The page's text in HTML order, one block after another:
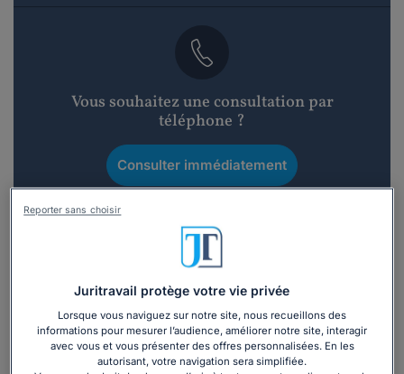
Vous souhaitez une consultation par
téléphone ?
Consulter immédiatement
ou appelez le
vendredi)
Vous êtes avocat ?
Présentation
Juritravail protège votre vie privée
Lorsque vous naviguez sur notre site, nous recueillons des
informations pour mesurer l’audience, améliorer notre site, interagir
avec vous et vous présenter des offres personnalisées. En les
autorisant, votre navigation sera simplifiée.
Reporter sans choisir